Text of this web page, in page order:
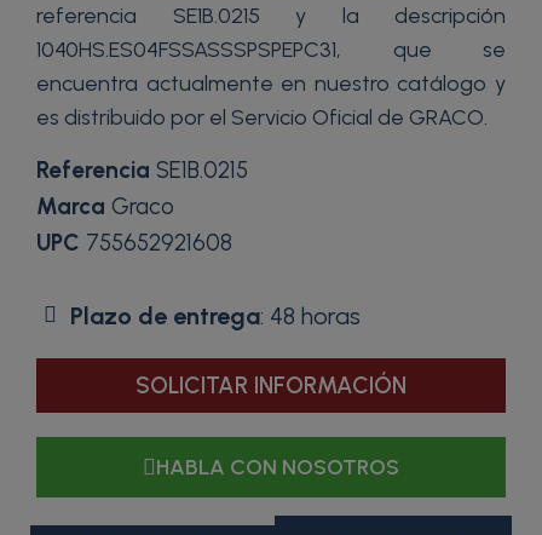
referencia SE1B.0215 y la descripción
1040HS.ES04FSSASSSPSPEPC31, que se
encuentra actualmente en nuestro catálogo y
es distribuido por el Servicio Oficial de GRACO.
Referencia SE1B.0215
Marca Graco
UPC 755652921608
Plazo de entrega: 48 horas
SOLICITAR INFORMACIÓN
HABLA CON NOSOTROS